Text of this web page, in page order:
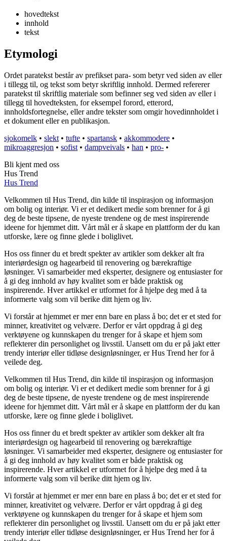
hovedtekst
innhold
tekst
Etymologi
Ordet paratekst består av prefikset para- som betyr ved siden av eller
i tillegg til, og tekst som betyr skriftlig innhold. Dermed refererer
paratekst til skriftlig materiale som befinner seg ved siden av eller i
tillegg til hovedteksten, for eksempel forord, etterord,
innholdsfortegnelse, eller andre tekster som omgir hovedinnholdet i
et dokument eller en publikasjon.
sjokomelk • slekt • tufte • spartansk • akkommodere •
mikroaggresjon • sofist • dampveivals • han • pro- •
Bli kjent med oss
Hus Trend
Hus Trend
Velkommen til Hus Trend, din kilde til inspirasjon og informasjon
om bolig og interiør. Vi er et dedikert medie som brenner for å gi
deg de beste tipsene, de nyeste trendene og de mest inspirerende
ideene for hjemmet ditt. Vårt mål er å skape en plattform der du kan
utforske, lære og finne glede i boliglivet.
Hos oss finner du et bredt spekter av artikler som dekker alt fra
interiørdesign og hagearbeid til renovering og bærekraftige
løsninger. Vi samarbeider med eksperter, designere og entusiaster for
å gi deg innhold av høy kvalitet som er både praktisk og
inspirerende. Hver artikkel er utformet for å hjelpe deg med å ta
informerte valg som vil berike ditt hjem og liv.
Vi forstår at hjemmet er mer enn bare en plass å bo; det er et sted for
minner, kreativitet og velvære. Derfor er vårt oppdrag å gi deg
verktøyene og kunnskapen du trenger for å skape et hjem som
reflekterer din personlighet og livsstil. Uansett om du er på jakt etter
trendy interiør eller tidløse designløsninger, er Hus Trend her for å
veilede deg.
Velkommen til Hus Trend, din kilde til inspirasjon og informasjon
om bolig og interiør. Vi er et dedikert medie som brenner for å gi
deg de beste tipsene, de nyeste trendene og de mest inspirerende
ideene for hjemmet ditt. Vårt mål er å skape en plattform der du kan
utforske, lære og finne glede i boliglivet.
Hos oss finner du et bredt spekter av artikler som dekker alt fra
interiørdesign og hagearbeid til renovering og bærekraftige
løsninger. Vi samarbeider med eksperter, designere og entusiaster for
å gi deg innhold av høy kvalitet som er både praktisk og
inspirerende. Hver artikkel er utformet for å hjelpe deg med å ta
informerte valg som vil berike ditt hjem og liv.
Vi forstår at hjemmet er mer enn bare en plass å bo; det er et sted for
minner, kreativitet og velvære. Derfor er vårt oppdrag å gi deg
verktøyene og kunnskapen du trenger for å skape et hjem som
reflekterer din personlighet og livsstil. Uansett om du er på jakt etter
trendy interiør eller tidløse designløsninger, er Hus Trend her for å